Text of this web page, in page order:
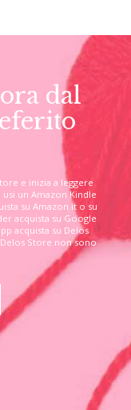
dal
e inizia a leggere
un Amazon Kindle
su Amazon.it o su
acquista su Google
acquista su Delos
Store non sono